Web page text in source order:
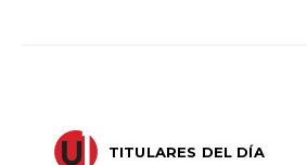
TITULARES DEL DÍA